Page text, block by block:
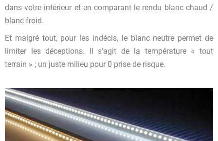
dans votre intérieur et en comparant le rendu blanc chaud /
blanc froid.
Et malgré tout, pour les indécis, le blanc neutre permet de
limiter les déceptions. Il s’agit de la température « tout
terrain » ; un juste milieu pour 0 prise de risque.